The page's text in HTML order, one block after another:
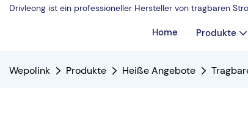
Drivleong ist ein professioneller Hersteller von tragbaren
Home Produkte
Wepolink Produkte Heiße Angebote